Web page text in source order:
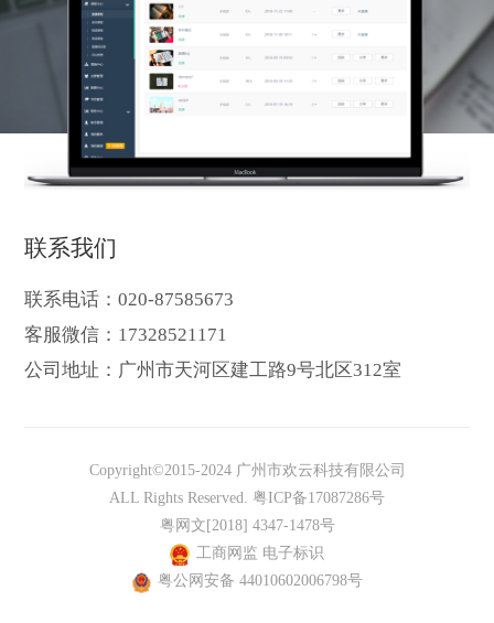
联系我们
联系电话：020-87585673
客服微信：17328521171
公司地址：广州市天河区建工路9号北区312室
Copyright©2015-2024 广州市欢云科技有限公司
ALL Rights Reserved. 粤ICP备17087286号
粤网文[2018] 4347-1478号
工商网监 电子标识
粤公网安备 44010602006798号